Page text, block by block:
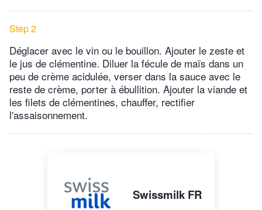
Step 2
Déglacer avec le vin ou le bouillon. Ajouter le zeste et
le jus de clémentine. Diluer la fécule de maïs dans un
peu de crème acidulée, verser dans la sauce avec le
reste de crème, porter à ébullition. Ajouter la viande et
les filets de clémentines, chauffer, rectifier
l'assaisonnement.
Swissmilk FR